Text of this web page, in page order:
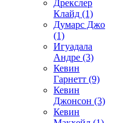
Дрекслер
Клайд (1)
Думарс Джо
(1)
Игуадала
Андре (3)
Кевин
Гарнетт (9)
Кевин
Джонсон (3)
Кевин